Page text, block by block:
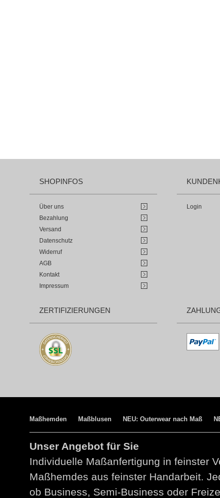
SHOPINFOS
Über uns
Bezahlung
Versand
Datenschutz
Widerruf
AGB
Kontakt
Impressum
Login
ZERTIFIZIERUNGEN
Maßhemden Maßblusen NEU: Outerwear nach Maß
Unser Angebot für Sie
Individuelle Maßanfertigung in feinster
Maßhemdes aus feinster Handarbeit.
ob Business, Semi-Business oder